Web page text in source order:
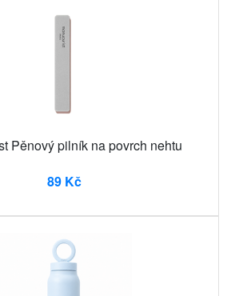
Pěnový pilník na povrch nehtu
89 Kč